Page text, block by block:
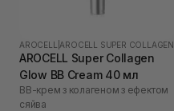
AROCELL AROCELL SUPER COLLAGEN
AROCELL Super Collagen
Glow BB Cream 40 мл
ВВ-крем з колагеном з ефектом
сяйва